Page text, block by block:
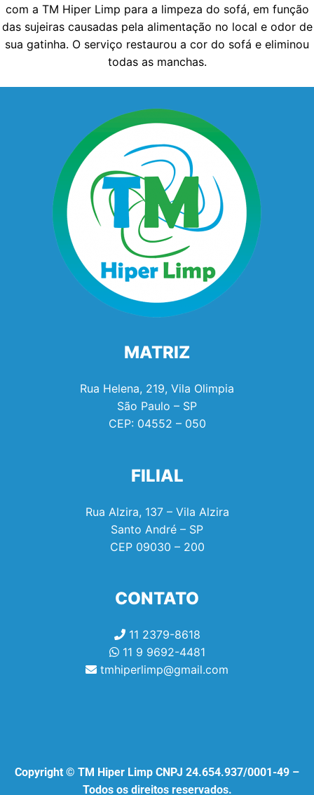
com a TM Hiper Limp para a limpeza do sofá, em função
das sujeiras causadas pela alimentação no local e odor de
sua gatinha. O serviço restaurou a cor do sofá e eliminou
todas as manchas.
MATRIZ
Rua Helena, 219, Vila Olimpia
São Paulo – SP
CEP: 04552 – 050
FILIAL
Rua Alzira, 137 – Vila Alzira
Santo André – SP
CEP 09030 – 200
CONTATO
11 2379-8618
11 9 9692-4481
tmhiperlimp@gmail.com
Copyright © TM Hiper Limp CNPJ 24.654.937/0001-49 –
Todos os direitos reservados.